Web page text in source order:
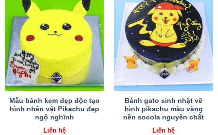
Mẫu bánh kem đẹp độc tạo
hình nhân vật Pikachu đẹp
ngộ nghĩnh
Liên hệ
Bánh gato sinh nhật vẽ
hình pikachu màu vàng
nền socola nguyên chất
Liên hệ